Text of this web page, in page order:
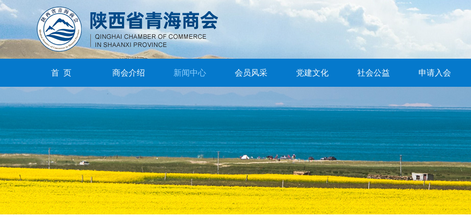
首 页 商会介绍 新闻中心 会员风采 党建文化 社会公益 申请入会